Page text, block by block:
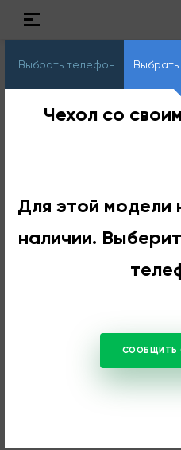
Выбрать телефон
Чехол со
Для этой модели
наличии.
СООБЩИТЬ